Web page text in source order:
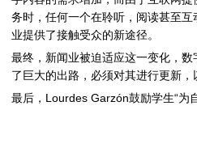
务时，任何一个在聆听，阅读甚至
业提供了接触受众的新途径。
最终，新闻业被迫适应这一变化，
了巨大的出路，必须对其进行更新，
最后， Lourdes Garzón鼓励学生“为